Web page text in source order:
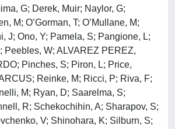
G; Derek, Muir; Naylor, G;
M; O’Gorman, T; O’Mullane, M;
J; Ono, Y; Pamela, S; Pangione, L;
Peebles, W; ALVAREZ PEREZ,
Pinches, S; Piron, L; Price,
Reinke, M; Ricci, P; Riva, F;
M; Ryan, D; Saarelma, S;
R; Schekochihin, A; Sharapov, S;
V; Shinohara, K; Silburn, S;